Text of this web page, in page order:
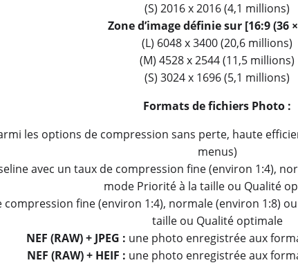
(S) 2016 x 2016 (4,1 millions)
Zone d’image définie sur [16:9 (36
(L) 6048 x 3400 (20,6 millions)
(M) 4528 x 2544 (11,5 millions)
(S) 3024 x 1696 (5,1 millions)
Formats de fichiers Photo :
les options de compression sans perte, haute
menus)
avec un taux de compression fine (environ 1:4),
mode Priorité à la taille ou Qualité
compression fine (environ 1:4), normale (environ 1:8)
taille ou Qualité optimale
NEF (RAW) + JPEG : une photo enregistrée aux
NEF (RAW) + HEIF : une photo enregistrée aux